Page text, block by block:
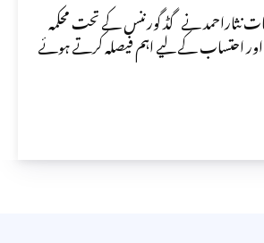
نثاراحمد نے گڈ گورننس کے تحت محکمہ
احتساب کے لیے اہم فیصلہ کرتے ہوئے